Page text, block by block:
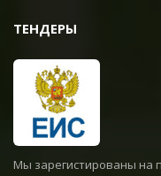
подготовим
ТЕНДЕРЫ
Мы зарегистированы на